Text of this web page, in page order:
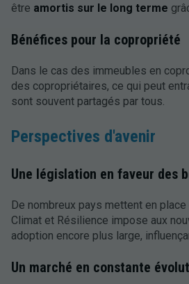
être amortis sur le long terme
Bénéfices pour la copropriété
Dans le cas des immeubles en
des copropriétaires, ce qui peut
sont souvent partagés par tous.
Perspectives d'avenir
Une législation en faveur des
De nombreux pays mettent en
Climat et Résilience impose aux
adoption encore plus large,
Un marché en constante